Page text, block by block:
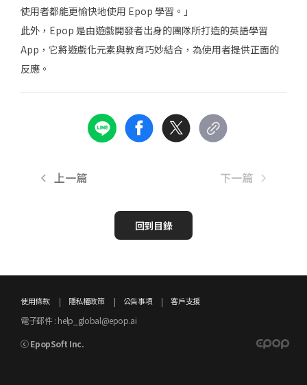
使用者都能更愉快地使用 Epop 學習。」
此外，Epop 是由遊戲開發者出身的團隊所打造的英語學習
App，它將遊戲化元素與教育巧妙結合，為使用者提供正面的
反應。
上一篇
回到目錄
下一篇
使用條款 隱私權政策 公告事項 客戶支援
電子郵件 : help_global@epop.ai
ⓒ EpopSoft Inc.